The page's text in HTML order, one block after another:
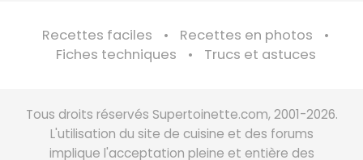
Recettes faciles
Recettes en photos
Fiches techniques
Trucs et astuces
Tous droits réservés Supertoinette.com, 2001-2026.
L'utilisation du site de cuisine et des forums
implique l'acceptation pleine et entière des